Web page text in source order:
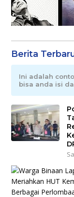
Berita
Ini adalah
bisa anda isi